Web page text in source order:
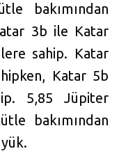
bakımından
3b ile Katar
sahip. Katar
Katar 5b
5,85 Jüpiter
bakımından